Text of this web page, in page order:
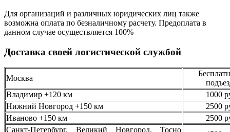
Для организаций и различных юридических лиц также
возможна оплата по безналичному расчету. Предоплата в
данном случае осуществляется 100%
Доставка своей логистической службой
Москва
Владимир +120 км
1000
Нижний Новгород +150 км
2500
Иваново +150 км
2500
Санкт-Петербург, Великий Новгород, Тосно